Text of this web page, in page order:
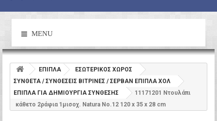
MENU
ΕΠΙΠΛΑ
ΕΣΩΤΕΡΙΚΟΣ ΧΩΡΟΣ
ΣΥΝΘΕΤΑ / ΣΥΝΘΕΣΕΙΣ ΒΙΤΡΙΝΕΣ / ΣΕΡΒΑΝ ΕΠΙΠΛΑ ΧΟΛ
ΕΠΙΠΛΑ ΓΙΑ ΔΗΜΙΟΥΡΓΙΑ ΣΥΝΘΕΣΗΣ
11171201 Ντουλάπι
κάθετο 2ράφια 1μισοχ. Natura Νο.12 120 x 35 x 28 cm